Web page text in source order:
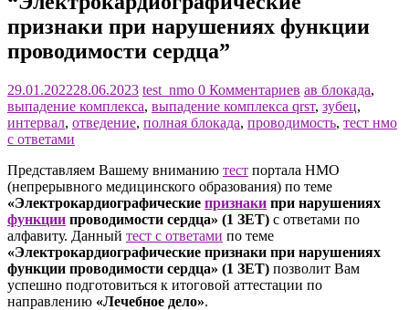
признаки при нарушениях функции
проводимости сердца”
29.01.202228.06.2023 test_nmo 0 Комментариев ав блокада,
выпадение комплекса, выпадение комплекса qrsт, зубец,
интервал, отведение, полная блокада, проводимость, тест нмо
с ответами
Представляем Вашему вниманию тест портала НМО
(непрерывного медицинского образования) по теме
«Электрокардиографические признаки при нарушениях
функции проводимости сердца» (1 ЗЕТ) с ответами по
алфавиту. Данный тест с ответами по теме
«Электрокардиографические признаки при нарушениях
функции проводимости сердца» (1 ЗЕТ) позволит Вам
успешно подготовиться к итоговой аттестации по
направлению «Лечебное дело».